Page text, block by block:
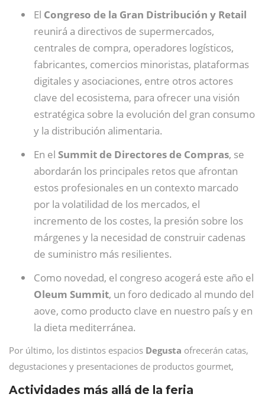
El Congreso de la Gran Distribución y Retail
reunirá a directivos de supermercados,
centrales de compra, operadores logísticos,
fabricantes, comercios minoristas, plataformas
digitales y asociaciones, entre otros actores
clave del ecosistema, para ofrecer una visión
estratégica sobre la evolución del gran consumo
y la distribución alimentaria.
En el Summit de Directores de Compras, se
abordarán los principales retos que afrontan
estos profesionales en un contexto marcado
por la volatilidad de los mercados, el
incremento de los costes, la presión sobre los
márgenes y la necesidad de construir cadenas
de suministro más resilientes.
Como novedad, el congreso acogerá este año el
Oleum Summit, un foro dedicado al mundo del
aove, como producto clave en nuestro país y en
la dieta mediterránea.
Por último, los distintos espacios Degusta ofrecerán catas,
degustaciones y presentaciones de productos gourmet,
Actividades más allá de la feria